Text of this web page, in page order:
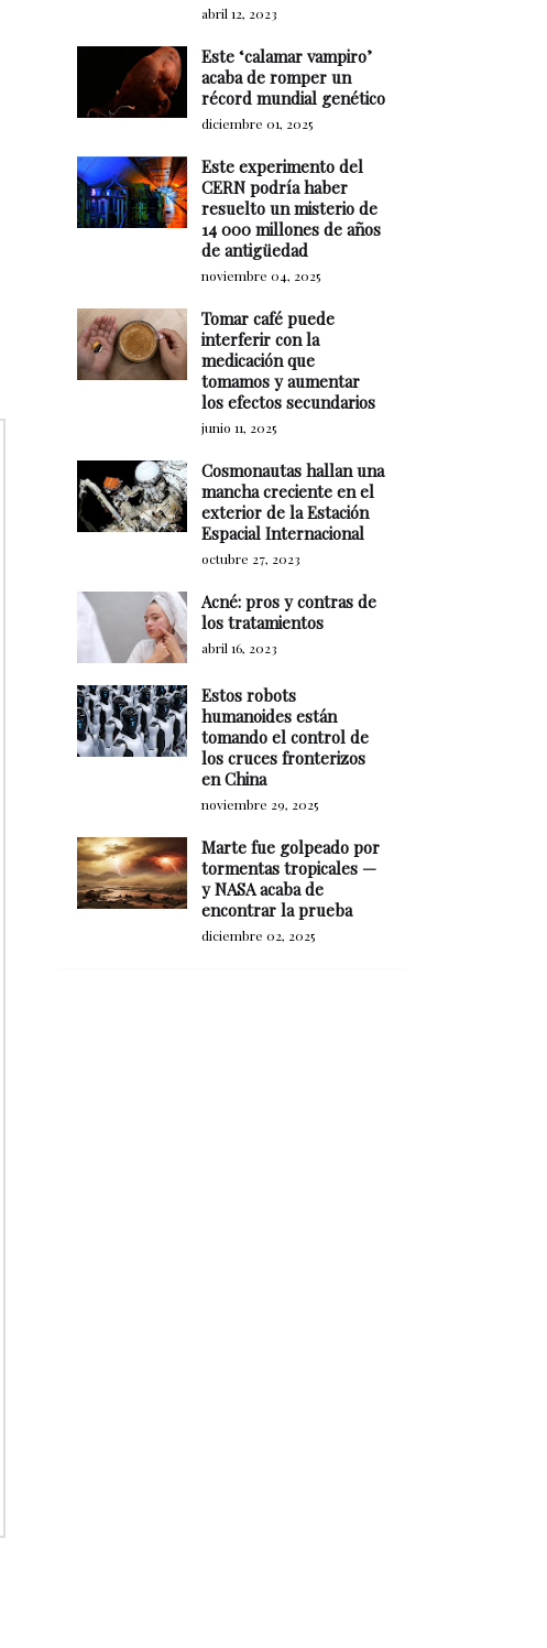
abril 12, 2023
Este ‘calamar vampiro’
acaba de romper un
récord mundial genético
diciembre 01, 2025
Este experimento del
CERN podría haber
resuelto un misterio de
14 000 millones de años
de antigüedad
noviembre 04, 2025
Tomar café puede
interferir con la
medicación que
tomamos y aumentar
los efectos secundarios
junio 11, 2025
Cosmonautas hallan una
mancha creciente en el
exterior de la Estación
Espacial Internacional
octubre 27, 2023
Acné: pros y contras de
los tratamientos
abril 16, 2023
Estos robots
humanoides están
tomando el control de
los cruces fronterizos
en China
noviembre 29, 2025
Marte fue golpeado por
tormentas tropicales —
y NASA acaba de
encontrar la prueba
diciembre 02, 2025